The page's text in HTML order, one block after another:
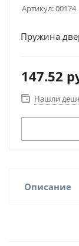
Артикул:00174
Пружина
147.52
Нашли
Описание